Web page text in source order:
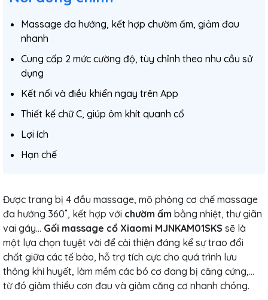
Massage đa hướng, kết hợp chườm ấm, giảm đau
nhanh
Cung cấp 2 mức cường độ, tùy chỉnh theo nhu cầu sử
dụng
Kết nối và điều khiển ngay trên App
Thiết kế chữ C, giúp ôm khít quanh cổ
Lợi ích
Hạn chế
Được trang bị 4 đầu massage, mô phỏng cơ chế massage
đa hướng 360˚, kết hợp với chườm ấm bằng nhiệt, thư giãn
vai gáy… Gối massage cổ Xiaomi MJNKAM01SKS sẽ là
một lựa chọn tuyệt vời để cải thiện đáng kể sự trao đổi
chất giữa các tế bào, hỗ trợ tích cực cho quá trình lưu
thông khí huyết, làm mềm các bó cơ đang bị căng cứng,...
từ đó giảm thiểu cơn đau và giảm căng cơ nhanh chóng.